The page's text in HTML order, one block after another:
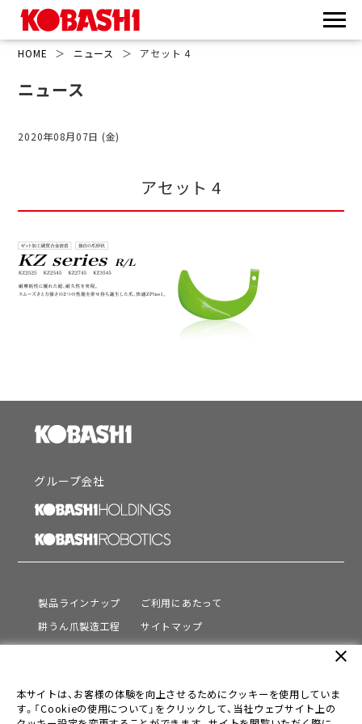
HOME ＞ ニュース ＞ アセット 4
ニュース
2020年08月07日 (金)
アセット 4
グループ会社
製品ラインナップ
耕うん爪製造工程
サポート
会社情報
採用情報
ご利用にあたって
サイトマップ
プライバシーポリシー
本サイトは、お客様の体験を向上させるためにクッキーを使用していま
す。「Cookieの使用について」をクリックして、当社ウェブサイト上の
close